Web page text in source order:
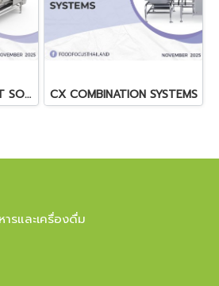
NOVUS OPTICAL BELT SORTER CX COMBINATION SYSTEMS
รและเครื่องดื่ม